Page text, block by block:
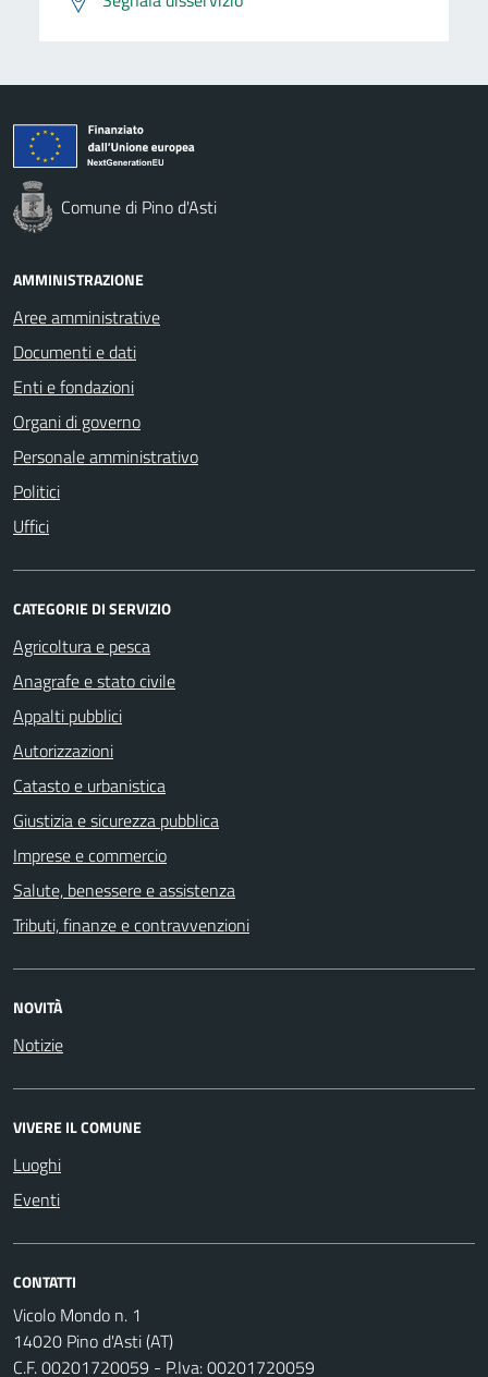
Comune di Pino d'Asti
AMMINISTRAZIONE
Aree amministrative
Documenti e dati
Enti e fondazioni
Organi di governo
Personale amministrativo
Politici
Uffici
CATEGORIE DI SERVIZIO
Agricoltura e pesca
Anagrafe e stato civile
Appalti pubblici
Autorizzazioni
Catasto e urbanistica
Giustizia e sicurezza pubblica
Imprese e commercio
Salute, benessere e assistenza
Tributi, finanze e contravvenzioni
NOVITÀ
Notizie
VIVERE IL COMUNE
Luoghi
Eventi
CONTATTI
Vicolo Mondo n. 1
14020 Pino d'Asti (AT)
C.F. 00201720059 - P.Iva: 00201720059